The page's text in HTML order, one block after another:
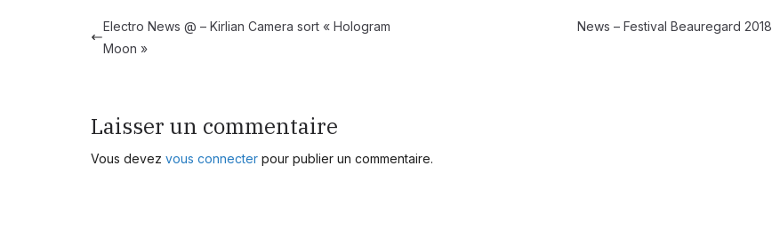
Electro News @ – Kirlian Camera sort « Hologram
Moon »
News – Festival Beauregard 2018
Laisser un commentaire
Vous devez vous connecter pour publier un commentaire.